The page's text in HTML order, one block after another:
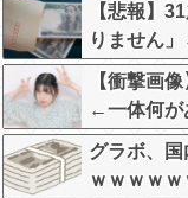
【悲報】
りません
【衝撃画
←一体何が
グラボ、
ｗｗｗｗｗ